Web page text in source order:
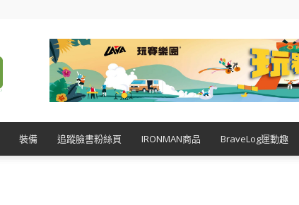
裝備 追蹤臉書粉絲頁 IRONMAN商品 BraveLog運動趣